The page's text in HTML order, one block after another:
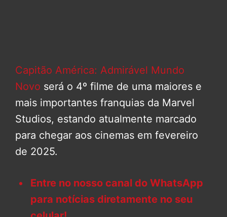
Capitão América: Admirável Mundo
Novo será o 4º filme de uma maiores e
mais importantes franquias da Marvel
Studios, estando atualmente marcado
para chegar aos cinemas em fevereiro
de 2025.
Entre no nosso canal do WhatsApp
para notícias diretamente no seu